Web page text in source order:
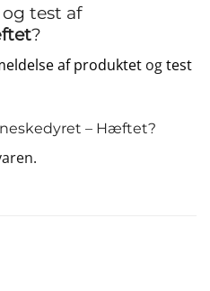
test af
?
af produktet ogtest
– Hæftet?